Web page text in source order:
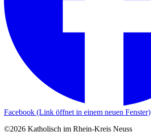
Facebook (Link öffnet in einem neuen Fenster)
©2026 Katholisch im Rhein-Kreis Neuss